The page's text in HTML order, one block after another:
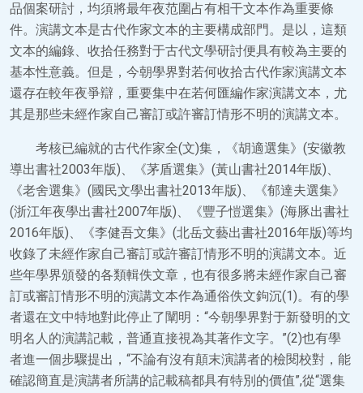
品個案研討，均須將最年夜范圍占有相干文本作為重要條
件。演講文本是古代作家文本的主要構成部門。是以，這類
文本的編錄、收拾任務對于古代文學研討便具有較為主要的
基本性意義。但是，今朝學界對若何收拾古代作家演講文本
還存在較年夜爭辯，重要集中在若何匯編作家演講文本，尤
其是那些未經作家自己審訂或許審訂情形不明的演講文本。
考核已編就的古代作家全(文)集，《胡適選集》(安徽教
導出書社2003年版)、《茅盾選集》(黃山書社2014年版)、
《老舍選集》(國民文學出書社2013年版)、《郁達夫選集》
(浙江年夜學出書社2007年版)、《豐子愷選集》(海豚出書社
2016年版)、《李健吾文集》(北岳文藝出書社2016年版)等均
收錄了未經作家自己審訂或許審訂情形不明的演講文本。近
些年學界頒發的各類輯佚文章，也有很多將未經作家自己審
訂或審訂情形不明的演講文本作為通俗佚文鉤沉(1)。有的學
者還在文中特地對此停止了闡明：“今朝學界對于新發明的文
明名人的演講記載，普通直接視為其著作文字。”(2)也有學
者進一個步驟提出，“不論有沒有顛末演講者的檢閱校對，能
確認簡直是演講者所講的記載稿都具有特別的價值”,從“選集